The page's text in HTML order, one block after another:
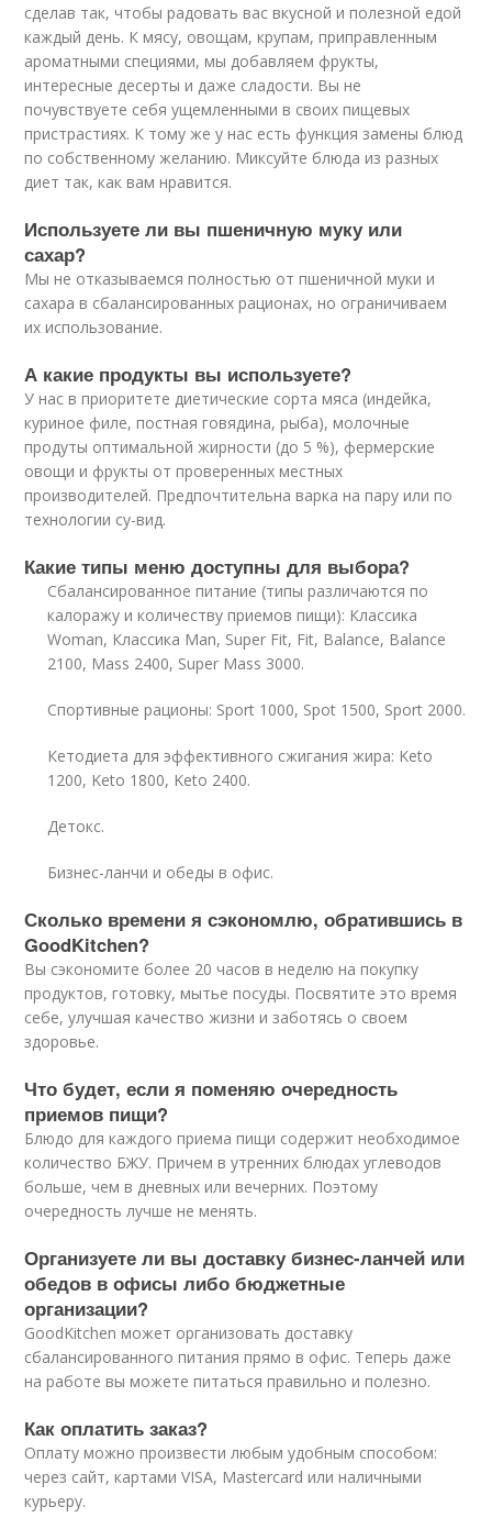
сделав так, чтобы радовать вас вкусной и полезной едой
каждый день. К мясу, овощам, крупам, приправленным
ароматными специями, мы добавляем фрукты,
интересные десерты и даже сладости. Вы не
почувствуете себя ущемленными в своих пищевых
пристрастиях. К тому же у нас есть функция замены блюд
по собственному желанию. Миксуйте блюда из разных
диет так, как вам нравится.
Используете ли вы пшеничную муку или
сахар?
Мы не отказываемся полностью от пшеничной муки и
сахара в сбалансированных рационах, но ограничиваем
их использование.
А какие продукты вы используете?
У нас в приоритете диетические сорта мяса (индейка,
куриное филе, постная говядина, рыба), молочные
продуты оптимальной жирности (до 5 %), фермерские
овощи и фрукты от проверенных местных
производителей. Предпочтительна варка на пару или по
технологии су-вид.
Какие типы меню доступны для выбора?
Сбалансированное питание (типы различаются по
калоражу и количеству приемов пищи): Классика
Woman, Классика Man, Super Fit, Fit, Balance, Balance
2100, Mass 2400, Super Mass 3000.
Спортивные рационы: Sport 1000, Spot 1500, Sport 2000.
Кетодиета для эффективного сжигания жира: Keto
1200, Keto 1800, Keto 2400.
Детокс.
Бизнес-ланчи и обеды в офис.
Сколько времени я сэкономлю, обратившись в
GoodKitchen?
Вы сэкономите более 20 часов в неделю на покупку
продуктов, готовку, мытье посуды. Посвятите это время
себе, улучшая качество жизни и заботясь о своем
здоровье.
Что будет, если я поменяю очередность
приемов пищи?
Блюдо для каждого приема пищи содержит необходимое
количество БЖУ. Причем в утренних блюдах углеводов
больше, чем в дневных или вечерних. Поэтому
очередность лучше не менять.
Организуете ли вы доставку бизнес-ланчей или
обедов в офисы либо бюджетные
организации?
GoodKitchen может организовать доставку
сбалансированного питания прямо в офис. Теперь даже
на работе вы можете питаться правильно и полезно.
Как оплатить заказ?
Оплату можно произвести любым удобным способом:
через сайт, картами VISA, Mastercard или наличными
курьеру.